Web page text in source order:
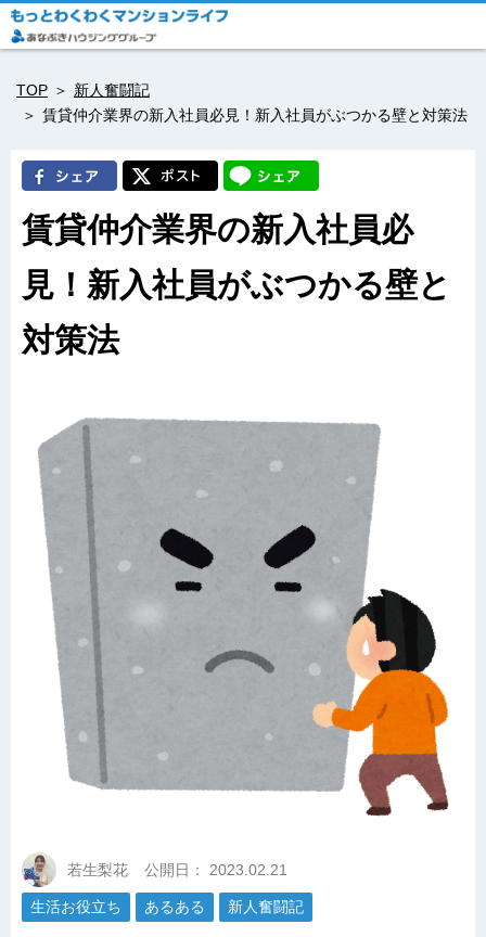
TOP
新人奮闘記
賃貸仲介業界の新入社員必見！新入社員がぶつかる壁と対策法
賃貸仲介業界の新入社員必
見！新入社員がぶつかる壁と
対策法
若生梨花 公開日： 2023.02.21
生活お役立ち あるある 新人奮闘記